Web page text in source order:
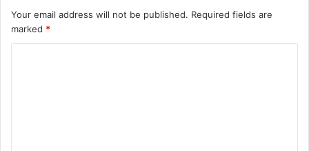
Your email address will not be published. Required fields are
marked *